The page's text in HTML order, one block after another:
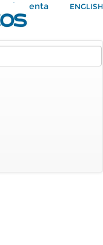
Mi Cuenta ENGLISH